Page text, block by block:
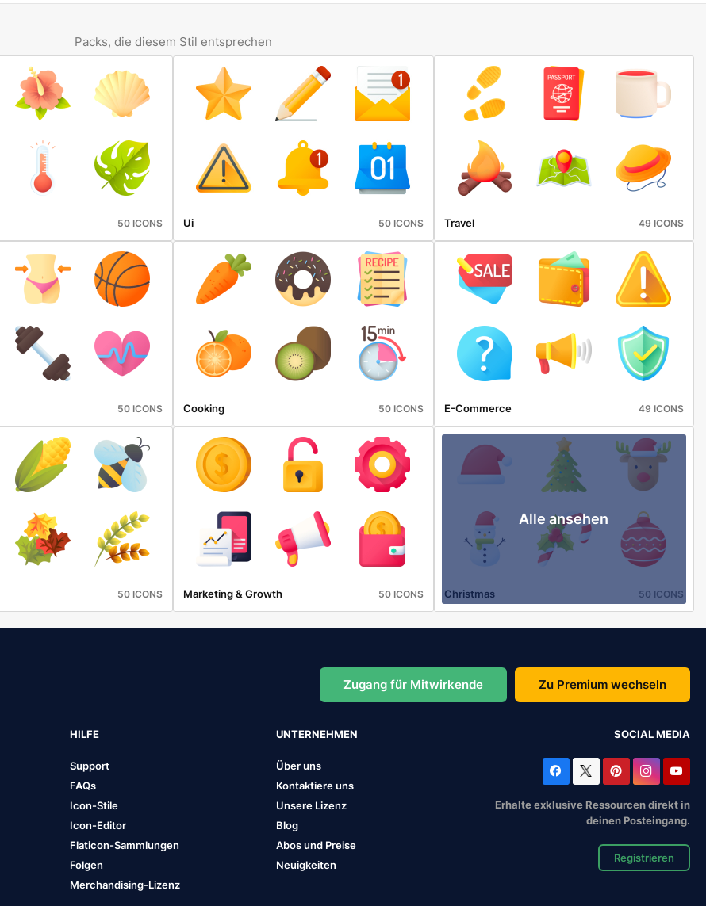
Packs, die diesem Stil entsprechen
50 ICONS Ui 50 ICONS Travel 49 ICONS
50 ICONS Cooking 50 ICONS E-Commerce 49 ICONS
50 ICONS Marketing & Growth 50 ICONS
Alle ansehen
Christmas 50 ICONS
Zugang für Mitwirkende Zu Premium wechseln
HILFE
Support
FAQs
Icon-Stile
Icon-Editor
Flaticon-Sammlungen
Folgen
Merchandising-Lizenz
UNTERNEHMEN
Über uns
Kontaktiere uns
Unsere Lizenz
Blog
Abos und Preise
Neuigkeiten
SOCIAL MEDIA
Erhalte exklusive Ressourcen direkt in
deinen Posteingang.
Registrieren